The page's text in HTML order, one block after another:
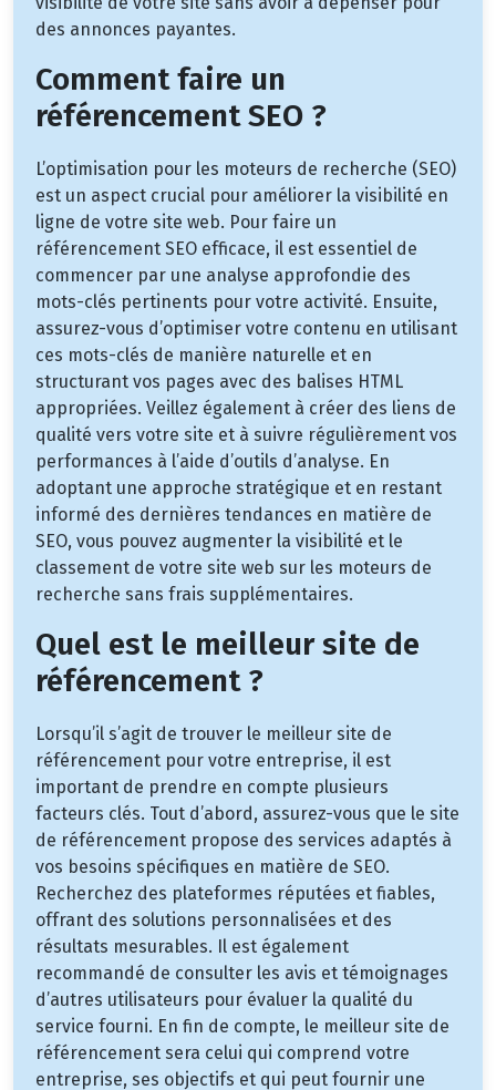
des annonces payantes.
Comment faire un
référencement SEO ?
L’optimisation pour les moteurs de recherche (SEO)
est un aspect crucial pour améliorer la visibilité en
ligne de votre site web. Pour faire un
référencement SEO efficace, il est essentiel de
commencer par une analyse approfondie des
mots-clés pertinents pour votre activité. Ensuite,
assurez-vous d’optimiser votre contenu en utilisant
ces mots-clés de manière naturelle et en
structurant vos pages avec des balises HTML
appropriées. Veillez également à créer des liens de
qualité vers votre site et à suivre régulièrement vos
performances à l’aide d’outils d’analyse. En
adoptant une approche stratégique et en restant
informé des dernières tendances en matière de
SEO, vous pouvez augmenter la visibilité et le
classement de votre site web sur les moteurs de
recherche sans frais supplémentaires.
Quel est le meilleur site de
référencement ?
Lorsqu’il s’agit de trouver le meilleur site de
référencement pour votre entreprise, il est
important de prendre en compte plusieurs
facteurs clés. Tout d’abord, assurez-vous que le site
de référencement propose des services adaptés à
vos besoins spécifiques en matière de SEO.
Recherchez des plateformes réputées et fiables,
offrant des solutions personnalisées et des
résultats mesurables. Il est également
recommandé de consulter les avis et témoignages
d’autres utilisateurs pour évaluer la qualité du
service fourni. En fin de compte, le meilleur site de
référencement sera celui qui comprend votre
entreprise, ses objectifs et qui peut fournir une